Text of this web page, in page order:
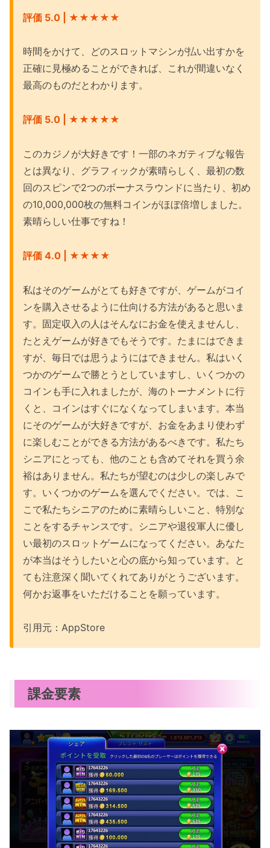
評価 5.0 | ★★★ ★★
時間をかけて、どのスロットマシンが払い出すかを
正確に見極めることができれば、これが間違いなく
最高のものだとわかります。
評価 5.0 | ★★★ ★★
このカジノが大好きです！一部のネガティブな報告
とは異なり、グラフィックが素晴らしく、最初の数
回のスピンで2つのボーナスラウンドに当たり、初め
の10,000,000枚の無料コインがほぼ倍増しました。
素晴らしい仕事ですね！
評価 4.0 | ★★★ ★
私はそのゲームがとても好きですが、ゲームがコイ
ンを購入させるように仕向ける方法があると思いま
す。固定収入の人はそんなにお金を使えませんし、
たとえゲームが好きでもそうです。たまにはできま
すが、毎日では思うようにはできません。私はいく
つかのゲームで勝とうとしていますし、いくつかの
コインも手に入れましたが、海のトーナメントに行
くと、コインはすぐになくなってしまいます。本当
にそのゲームが大好きですが、お金をあまり使わず
に楽しむことができる方法があるべきです。私たち
シニアにとっても、他のことも含めてそれを買う余
裕はありません。私たちが望むのは少しの楽しみで
す。いくつかのゲームを選んでください。では、こ
こで私たちシニアのために素晴らしいこと、特別な
ことをするチャンスです。シニアや退役軍人に優し
い最初のスロットゲームになってください。あなた
が本当はそうしたいと心の底から知っています。と
ても注意深く聞いてくれてありがとうございます。
何かお返事をいただけることを願っています。
引用元：AppStore
課金要素